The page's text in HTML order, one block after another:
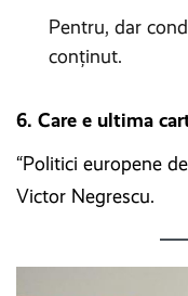
Pentru, dar
conținut.
6. Care e ultima
“Politici europene
Victor Negrescu.